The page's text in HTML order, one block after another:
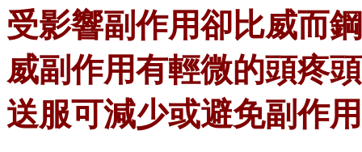
受影響副作用卻比威而
威副作用有輕微的頭疼
送服可減少或避免副作